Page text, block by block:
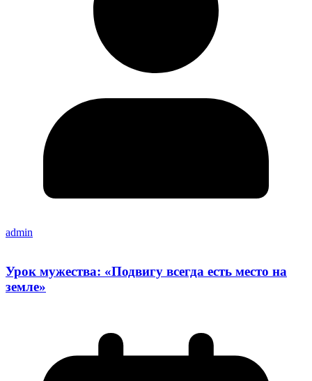
admin
Урок мужества: «Подвигу всегда есть место на
земле»